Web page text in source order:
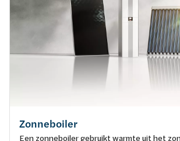
Zonneboiler
Een zonneboiler gebruikt warmte uit het